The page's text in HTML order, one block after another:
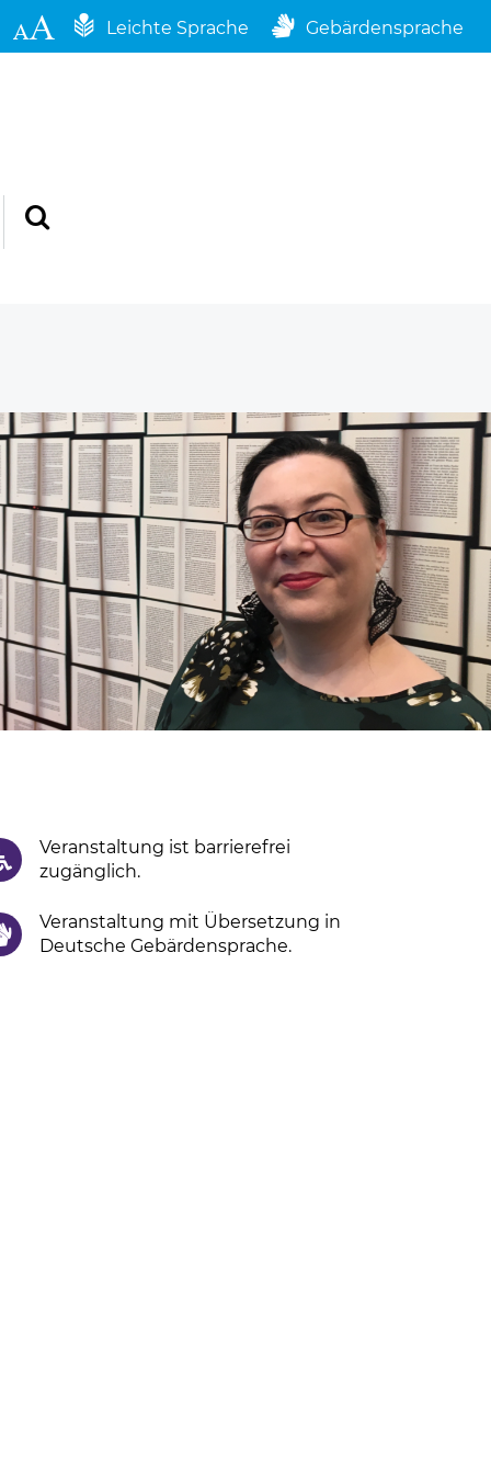
Leichte Sprache Gebärdensprache
Veranstaltung ist barrierefrei
zugänglich.
Veranstaltung mit Übersetzung in
Deutsche Gebärdensprache.